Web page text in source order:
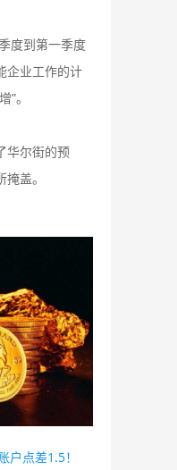
度到第一季度
企业工作的计
。
华尔街的预
盖。
户点差1.5！